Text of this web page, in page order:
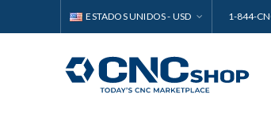
ESTADOS UNIDOS - USD 1-844-